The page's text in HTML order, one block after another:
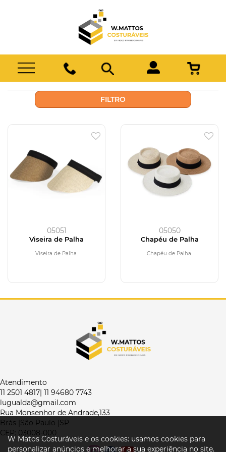
FILTRO
05051
Viseira de Palha
Viseira de Palha.
05050
Chapéu de Palha
Chapéu de Palha.
Atendimento
11 2501 4817| 11 94680 7743
lugualda@gmail.com
Rua Monsenhor de Andrade,133
Brás |São Paulo |SP
CEP: 03008-000
W Matos Costuráveis e os cookies: usamos cookies para
personalizar anúncios e melhorar a sua experiência no site.